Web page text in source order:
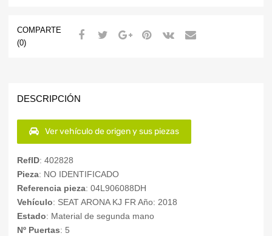
COMPARTE
(0)
DESCRIPCIÓN
Ver vehículo de origen y sus piezas
RefID: 402828
Pieza: NO IDENTIFICADO
Referencia pieza: 04L906088DH
Vehículo: SEAT ARONA KJ FR Año: 2018
Estado: Material de segunda mano
Nº Puertas: 5